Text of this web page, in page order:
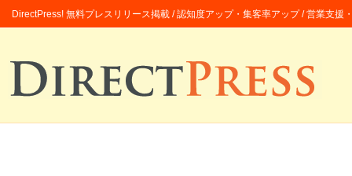
DirectPress! 無料プレスリリース掲載 / 認知度アップ・集客率アップ / 営業支援